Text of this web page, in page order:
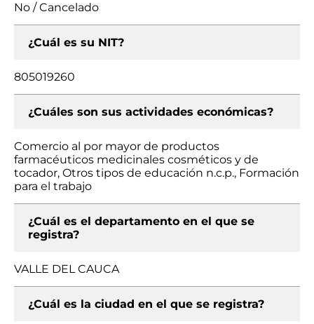
No / Cancelado
¿Cuál es su NIT?
805019260
¿Cuáles son sus actividades económicas?
Comercio al por mayor de productos
farmacéuticos medicinales cosméticos y de
tocador, Otros tipos de educación n.c.p., Formación
para el trabajo
¿Cuál es el departamento en el que se
registra?
VALLE DEL CAUCA
¿Cuál es la ciudad en el que se registra?